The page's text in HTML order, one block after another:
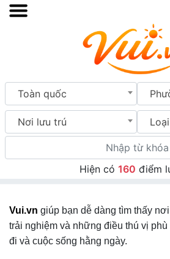
Toàn quốc
Nơi lưu trú
Hiện có 160 điểm
Vui.vn giúp bạn dễ dàng tìm thấy
trải nghiệm và những điều thú vị
đi và cuộc sống hằng ngày.